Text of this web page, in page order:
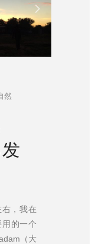
然
，我在
的一个
（大